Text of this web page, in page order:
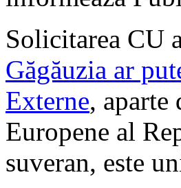
Solicitarea CU
Găgăuzia ar
Externe,
Europene al
suveran, este